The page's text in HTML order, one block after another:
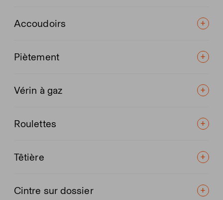
Accoudoirs
Piètement
Vérin à gaz
Roulettes
Têtière
Cintre sur dossier